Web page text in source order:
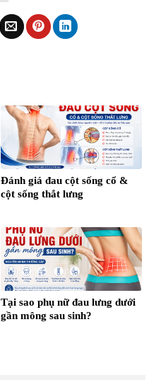
Đánh giá đau cột sống cổ &
cột sống thắt lưng
Tại sao phụ nữ đau lưng dưới
gần mông sau sinh?